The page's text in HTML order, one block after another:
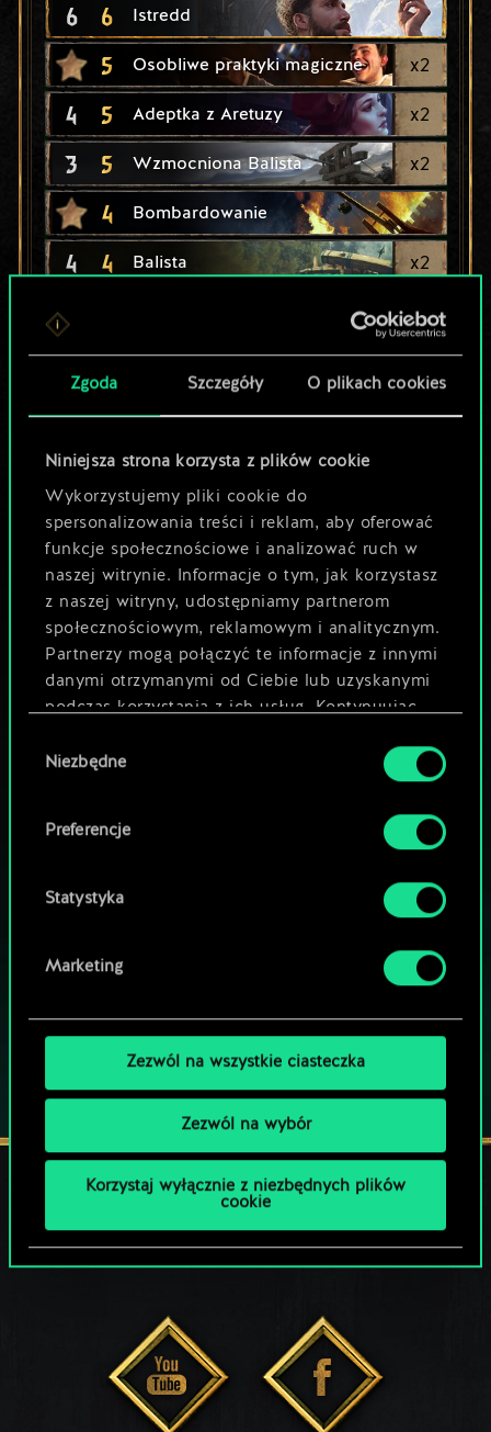
Zgoda Szczegóły O plikach cookies
Niniejsza strona korzysta z plików cookie
Wykorzystujemy pliki cookie do
spersonalizowania treści i reklam, aby oferować
funkcje społecznościowe i analizować ruch w
naszej witrynie. Informacje o tym, jak korzystasz
z naszej witryny, udostępniamy partnerom
społecznościowym, reklamowym i analitycznym.
Partnerzy mogą połączyć te informacje z innymi
danymi otrzymanymi od Ciebie lub uzyskanymi
podczas korzystania z ich usług. Kontynuując
używanie plików cookie.
zgody
Niezbędne
Preferencje
Statystyka
Marketing
Zezwól na wszystkie ciasteczka
Zezwól na wybór
Korzystaj wyłącznie z niezbędnych plików
cookie
6 6 Istredd
5 Osobliwe praktyki magiczne x2
4 5 Adeptka z Aretuzy x2
3 5 Wzmocniona Balista x2
4 Bombardowanie
4 4 Balista x2
x2
4 4 Student z Ban Ard x2
4 4 Studentka z Aretuzy x2
MOŻE PARTYJKA W GWINTA?
GRAJ RÓWNIEŻ NA:
POZOSTAŃ W KONTAKCIE